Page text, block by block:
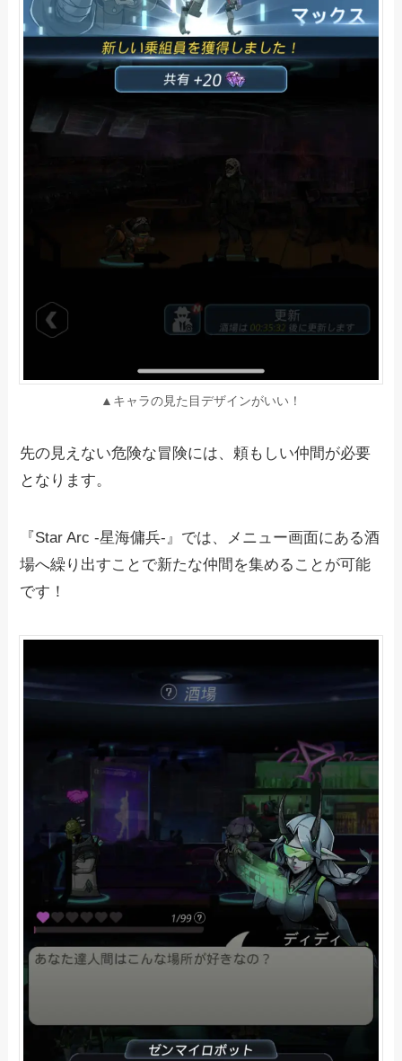
▲キャラの見た目デザインがいい！
先の見えない危険な冒険には、頼もしい仲間が必要
となります。
『Star Arc -星海傭兵-』では、メニュー画面にある酒
場へ繰り出すことで新たな仲間を集めることが可能
です！